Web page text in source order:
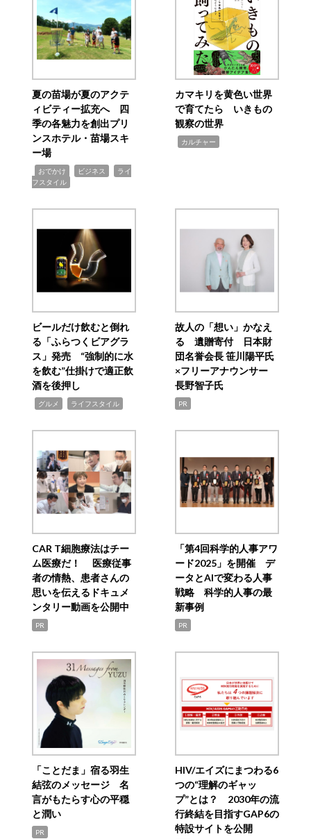
夏の苗場が夏のアクテ
ィビティー拡充へ 四
季の各魅力を創出プリ
ンスホテル・苗場スキ
ー場
おでかけ ビジネス
ライ
フスタイル
カマキリを黄色い世界
で育てたら いきもの
観察の世界
カルチャー
ビールだけ飲むと倒れ
る「ふらつくビアグラ
ス」発売 “強制的に水
を飲む”仕掛けで適正飲
酒を後押し
グルメ ライフスタイル
故人の「想い」かなえ
る 遺贈寄付 日本財
団名誉会長 笹川陽平氏
×フリーアナウンサー
長野智子氏
PR
CAR T細胞療法はチー
ム医療だ！ 医療従事
者の情熱、患者さんの
思いを伝えるドキュメ
ンタリー動画を公開中
PR
「第4回科学的人事アワ
ード2025」を開催 デ
ータとAIで変わる人事
戦略 科学的人事の最
新事例
PR
「ことだま」宿る羽生
結弦のメッセージ 名
言がもたらす心の平穏
と潤い
PR
HIV/エイズにまつわる6
つの“理解のギャッ
プ”とは？ 2030年の流
行終結を目指すGAP6の
特設サイトを公開